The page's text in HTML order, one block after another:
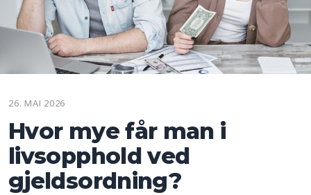
26. MAI 2026
Hvor mye får man i
livsopphold ved
gjeldsordning?